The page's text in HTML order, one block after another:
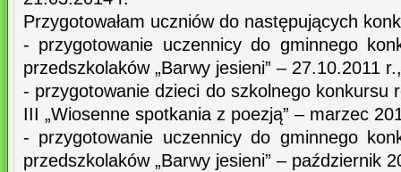
Przygotowałam uczniów do następujących
- przygotowanie uczennicy do gminnego
przedszkolaków „Barwy jesieni” – 27.10.2011 r.,
- przygotowanie dzieci do szkolnego konkursu
III „Wiosenne spotkania z poezją” – marzec
- przygotowanie uczennicy do gminnego
przedszkolaków „Barwy jesieni” – październik